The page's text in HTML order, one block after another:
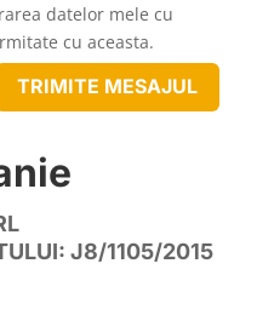
datelor mele cu
cu aceasta.
TRIMITE MESAJUL
J8/1105/2015